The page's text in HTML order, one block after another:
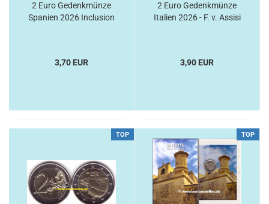
2 Euro Gedenkmünze
Spanien 2026 Inclusion
3,70 EUR
2 Euro Gedenkmünze
Italien 2026 - F. v. Assisi
3,90 EUR
TOP TOP